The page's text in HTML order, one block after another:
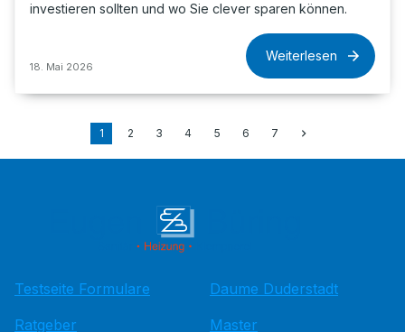
investieren sollten und wo Sie clever sparen können.
18. Mai 2026
Weiterlesen
1 2 3 4 5 6 7
Testseite Formulare
Ratgeber
Daume Duderstadt
Master